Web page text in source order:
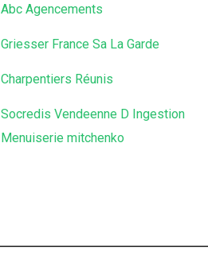
Abc Agencements
Griesser France Sa La Garde
Charpentiers Réunis
Socredis Vendeenne D Ingestion
Menuiserie mitchenko